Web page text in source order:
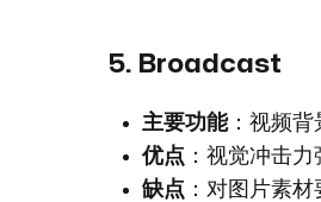
5. Broadcast
主要功能：视频背
优点 ：视觉冲击
缺点 ：对图片素材